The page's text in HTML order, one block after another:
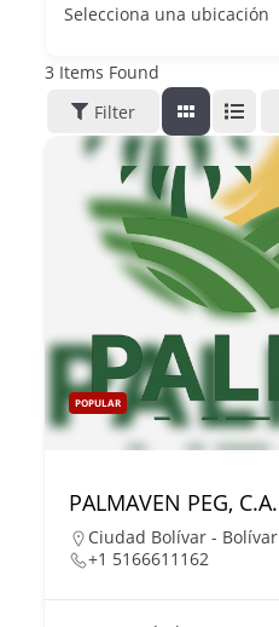
Selecciona una ubicación
3 Items Found
Filter
POPULAR
PALMAVEN PEG, C.A.
Ciudad Bolívar - Bolívar
+1 5166611162